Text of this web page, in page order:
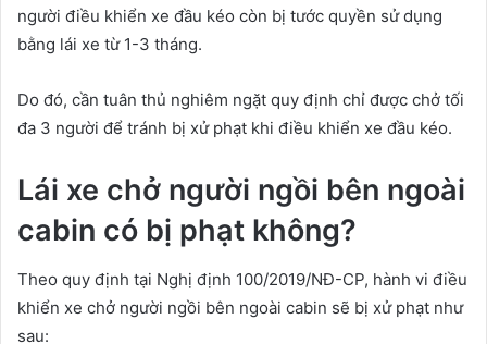
người điều khiển xe đầu kéo còn bị tước quyền sử dụng
bằng lái xe từ 1-3 tháng.
Do đó, cần tuân thủ nghiêm ngặt quy định chỉ được chở tối
đa 3 người để tránh bị xử phạt khi điều khiển xe đầu kéo.
Lái xe chở người ngồi bên ngoài
cabin có bị phạt không?
Theo quy định tại Nghị định 100/2019/NĐ-CP, hành vi điều
khiển xe chở người ngồi bên ngoài cabin sẽ bị xử phạt như
sau: